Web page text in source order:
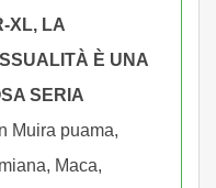
XL, LA
È UNA
SERIA
Muira puama,
Maca,